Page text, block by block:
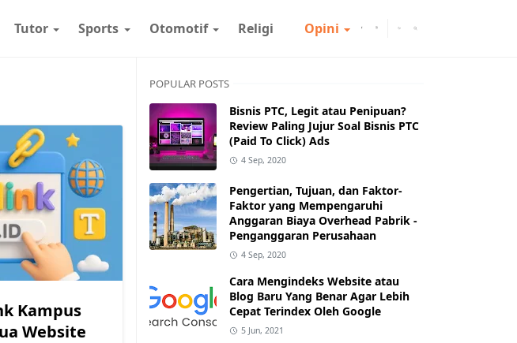
Tutor Sports Otomotif Religi Opini
Kampus
Website
POPULAR POSTS
Bisnis PTC, Legit atau Penipuan?
Review Paling Jujur Soal Bisnis PTC
(Paid To Click) Ads
4 Sep, 2020
Pengertian, Tujuan, dan Faktor-
Faktor yang Mempengaruhi
Anggaran Biaya Overhead Pabrik -
Penganggaran Perusahaan
4 Sep, 2020
Cara Mengindeks Website atau
Blog Baru Yang Benar Agar Lebih
Cepat Terindex Oleh Google
5 Jun, 2021